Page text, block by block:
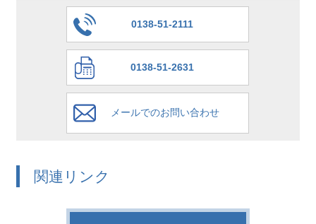
0138-51-2111
0138-51-2631
メールでのお問い合わせ
関連リンク